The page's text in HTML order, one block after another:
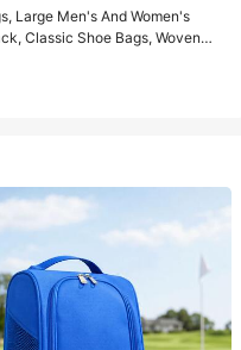
Large Men's And Women's
Classic Shoe Bags, Woven
Shoe Bags,
Drawstring Pockets